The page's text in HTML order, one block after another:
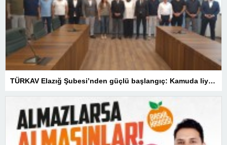
TÜRKAV Elazığ Şubesi’nden güçlü başlangıç: Kamuda liyakatin en gür sesi olacağız